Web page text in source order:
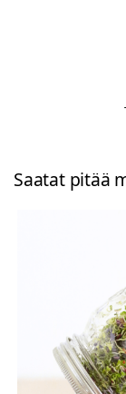
Saatat pitää